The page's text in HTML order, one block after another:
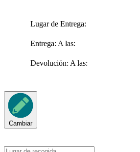
Lugar de Entrega:
Entrega: A las:
Devolución: A las:
Cambiar